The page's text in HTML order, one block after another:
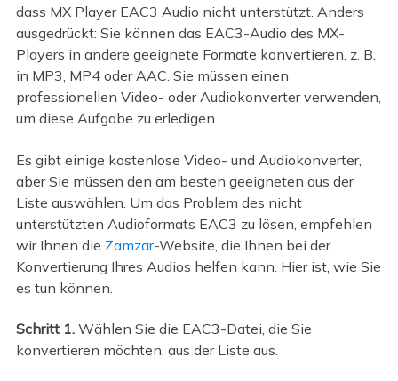
dass MX Player EAC3 Audio nicht unterstützt. Anders
ausgedrückt: Sie können das EAC3-Audio des MX-
Players in andere geeignete Formate konvertieren, z. B.
in MP3, MP4 oder AAC. Sie müssen einen
professionellen Video- oder Audiokonverter verwenden,
um diese Aufgabe zu erledigen.
Es gibt einige kostenlose Video- und Audiokonverter,
aber Sie müssen den am besten geeigneten aus der
Liste auswählen. Um das Problem des nicht
unterstützten Audioformats EAC3 zu lösen, empfehlen
wir Ihnen die Zamzar-Website, die Ihnen bei der
Konvertierung Ihres Audios helfen kann. Hier ist, wie Sie
es tun können.
Schritt 1. Wählen Sie die EAC3-Datei, die Sie
konvertieren möchten, aus der Liste aus.